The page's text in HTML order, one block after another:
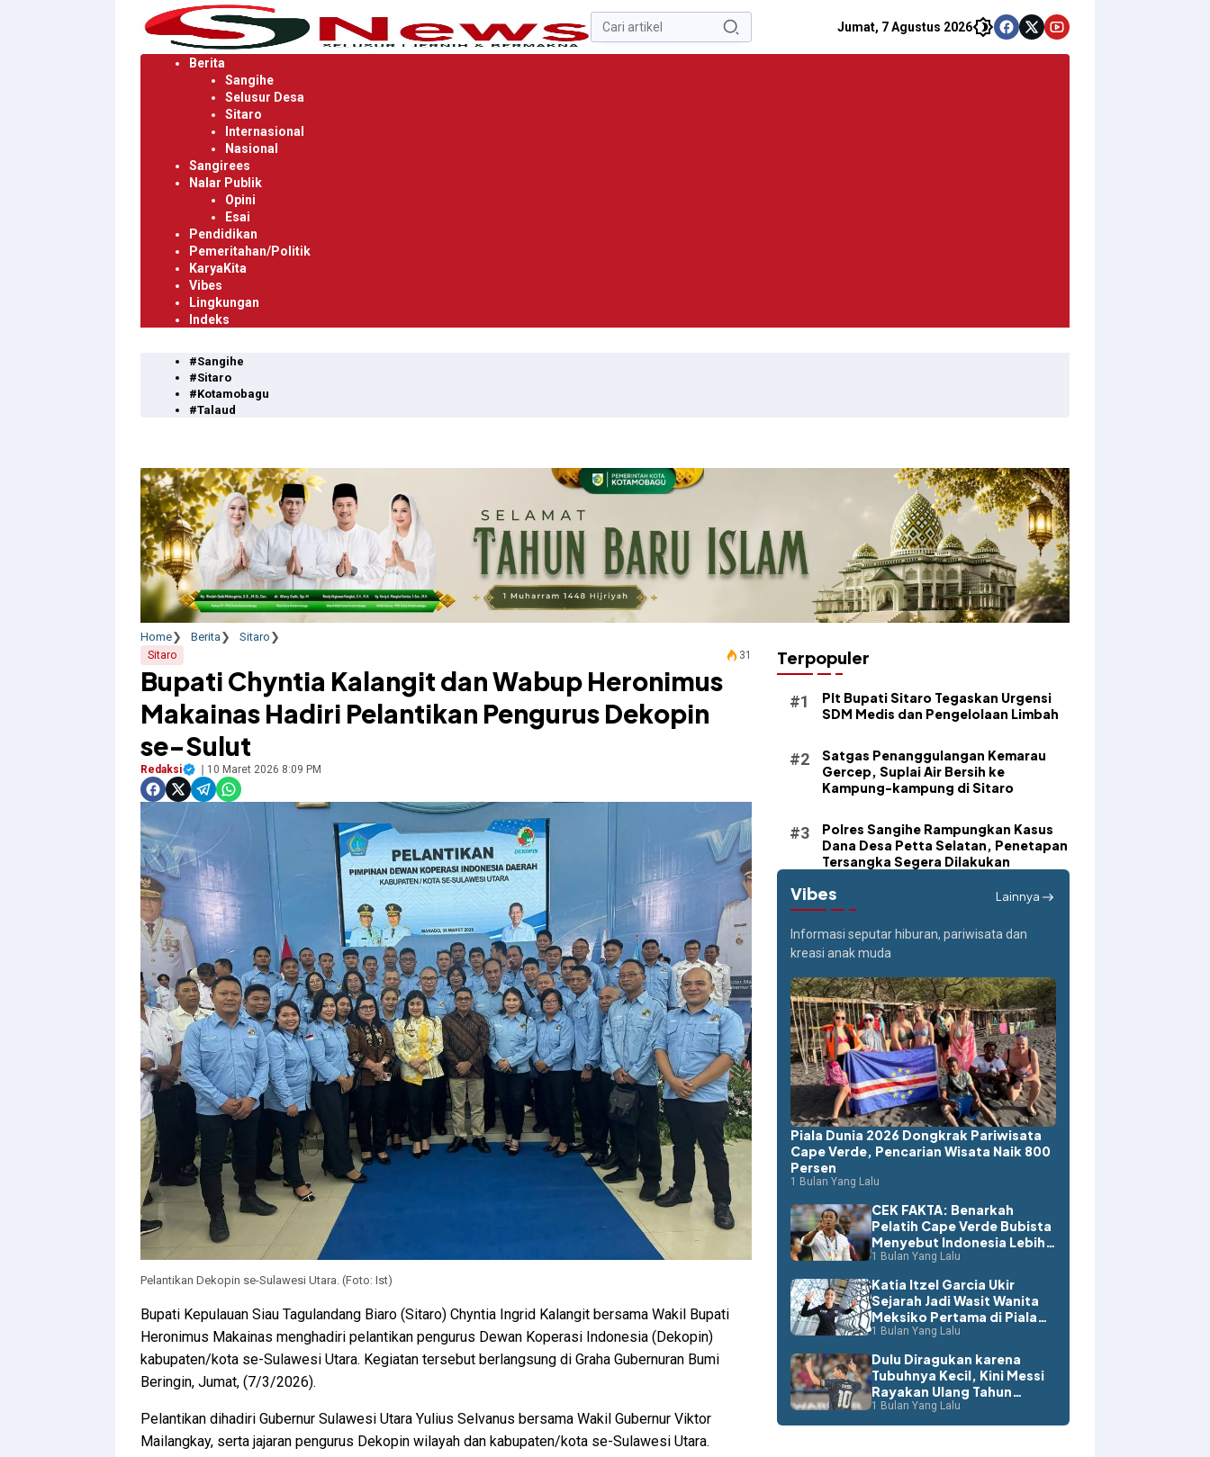
Langsung
Pencarian
untuk:
Jumat, 7 Agustus 2026
Berita
Sangihe
Selusur Desa
Sitaro
Internasional
Nasional
Sangirees
Nalar Publik
Opini
Esai
Pendidikan
Pemeritahan/Politik
KaryaKita
Vibes
Lingkungan
Indeks
#Sangihe
#Sitaro
#Kotamobagu
#Talaud
Home Berita Sitaro
Sitaro 31
Bupati Chyntia Kalangit dan Wabup Heronimus
Makainas Hadiri Pelantikan Pengurus Dekopin
se-Sulut
Redaksi 10 Maret 2026 8:09 PM
Pelantikan Dekopin se-Sulawesi Utara. (Foto: Ist)
Bupati Kepulauan Siau Tagulandang Biaro (Sitaro) Chyntia Ingrid Kalangit bersama Wakil Bupati
Heronimus Makainas menghadiri pelantikan pengurus Dewan Koperasi Indonesia (Dekopin)
kabupaten/kota se-Sulawesi Utara. Kegiatan tersebut berlangsung di Graha Gubernuran Bumi
Beringin, Jumat, (7/3/2026).
Pelantikan dihadiri Gubernur Sulawesi Utara Yulius Selvanus bersama Wakil Gubernur Viktor
Mailangkay, serta jajaran pengurus Dekopin wilayah dan kabupaten/kota se-Sulawesi Utara.
Terpopuler
​Plt Bupati Sitaro Tegaskan Urgensi
SDM Medis dan Pengelolaan Limbah
Satgas Penanggulangan Kemarau
Gercep, Suplai Air Bersih ke
Kampung-kampung di Sitaro
Polres Sangihe Rampungkan Kasus
Dana Desa Petta Selatan, Penetapan
Tersangka Segera Dilakukan
Vibes Lainnya
Informasi seputar hiburan, pariwisata dan
kreasi anak muda
Piala Dunia 2026 Dongkrak Pariwisata
Cape Verde, Pencarian Wisata Naik 800
Persen
1 Bulan Yang Lalu
CEK FAKTA: Benarkah
Pelatih Cape Verde Bubista
Menyebut Indonesia Lebih
Layak ke Piala Dunia?
1 Bulan Yang Lalu
Katia Itzel Garcia Ukir
Sejarah Jadi Wasit Wanita
Meksiko Pertama di Piala
Dunia
1 Bulan Yang Lalu
Dulu Diragukan karena
Tubuhnya Kecil, Kini Messi
Rayakan Ulang Tahun
dengan Rekor Dunia
1 Bulan Yang Lalu